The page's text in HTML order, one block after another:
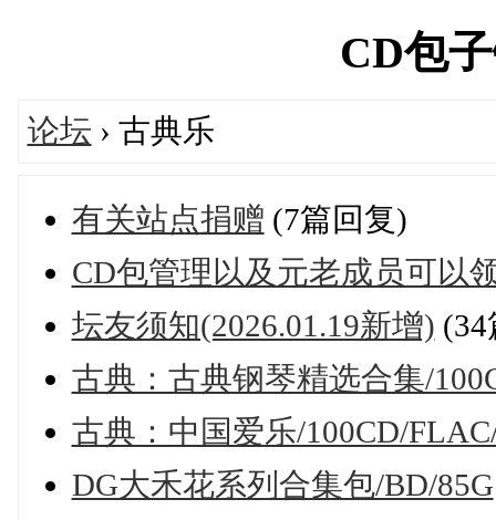
CD包
论坛 › 古典乐
有关站点捐赠 (7篇回复)
CD包管理以及元老成员可以
坛友须知(2026.01.19新增)
古典：古典钢琴精选合集/
古典：中国爱乐/100CD/
DG大禾花系列合集包/BD/85G